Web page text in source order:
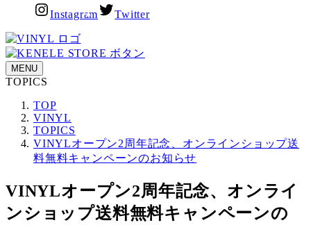
Instagram Twitter
MENU
TOPICS
TOP
VINYL
TOPICS
VINYLオープン2周年記念、オンラインショップ送
料無料キャンペーンのお知らせ
VINYLオープン2周年記念、オンライ
ンショップ送料無料キャンペーンの